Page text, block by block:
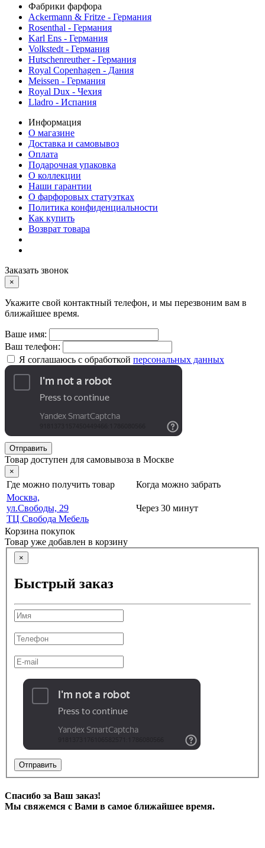
Фабрики фарфора
Ackermann & Fritze - Германия
Rosenthal - Германия
Karl Ens - Германия
Volkstedt - Германия
Hutschenreuther - Германия
Royal Copenhagen - Дания
Meissen - Германия
Royal Dux - Чехия
Lladro - Испания
Информация
О магазине
Доставка и самовывоз
Оплата
Подарочная упаковка
О коллекции
Наши гарантии
О фарфоровых статуэтках
Политика конфиденциальности
Как купить
Возврат товара
Заказать звонок
×
Укажите свой контактный телефон, и мы перезвоним вам в
ближайшее время.
Ваше имя:
Ваш телефон:
Я соглашаюсь с обработкой персональных данных
Отправить
Товар доступен для самовывоза в Москве
×
Где можно получить товар
Когда можно забрать
Москва,
ул.Свободы, 29
ТЦ Свобода Мебель
Через 30 минут
Корзина покупок
Товар уже добавлен в корзину
×
Быстрый заказ
Отправить
Спасибо за Ваш заказ!
Мы свяжемся с Вами в самое ближайшее время.